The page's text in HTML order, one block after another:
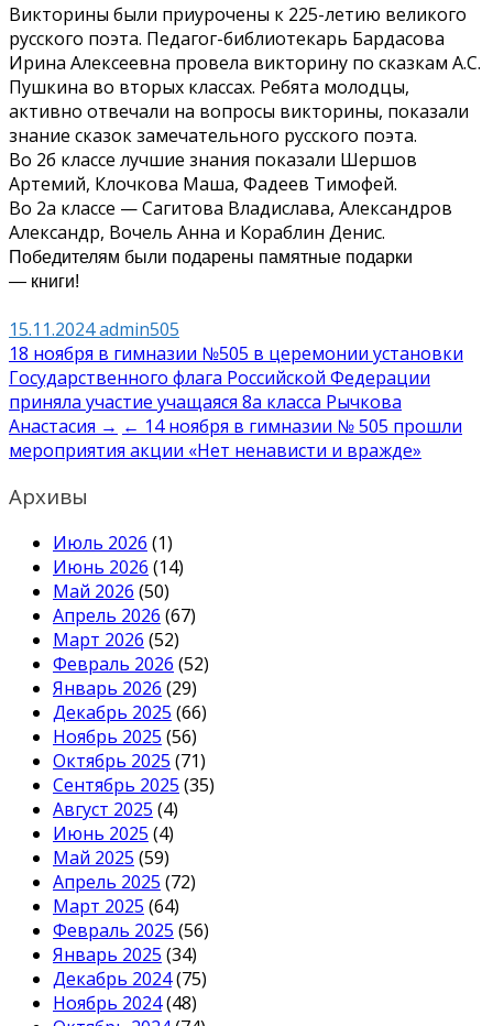
Викторины были приурочены к 225-летию великого
русского поэта. Педагог-библиотекарь Бардасова
Ирина Алексеевна провела викторину по сказкам А.С.
Пушкина во вторых классах. Ребята молодцы,
активно отвечали на вопросы викторины, показали
знание сказок замечательного русского поэта.
Во 2б классе лучшие знания показали Шершов
Артемий, Клочкова Маша, Фадеев Тимофей.
Во 2а классе — Сагитова Владислава, Александров
Александр, Вочель Анна и Кораблин Денис.
Победителям были подарены памятные подарки
— книги!
15.11.2024admin505
Навигация
по
записям
18 ноября в гимназии №505 в церемонии установки
Государственного флага Российской Федерации
приняла участие учащаяся 8а класса Рычкова
Анастасия → ← 14 ноября в гимназии № 505 прошли
мероприятия акции «Нет ненависти и вражде»
Архивы
Июль 2026 (1)
Июнь 2026 (14)
Май 2026 (50)
Апрель 2026 (67)
Март 2026 (52)
Февраль 2026 (52)
Январь 2026 (29)
Декабрь 2025 (66)
Ноябрь 2025 (56)
Октябрь 2025 (71)
Сентябрь 2025 (35)
Август 2025 (4)
Июнь 2025 (4)
Май 2025 (59)
Апрель 2025 (72)
Март 2025 (64)
Февраль 2025 (56)
Январь 2025 (34)
Декабрь 2024(75)
Ноябрь 2024(48)